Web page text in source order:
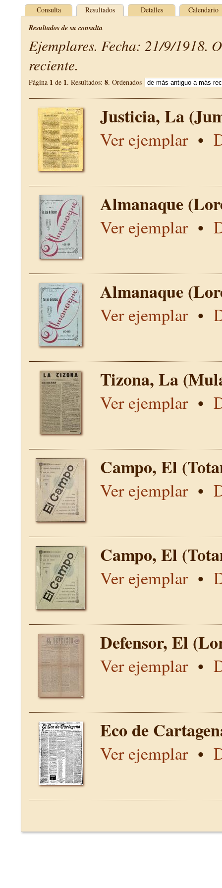
Consulta Resultados Detalles Calendario
Resultados de su consulta
Ejemplares. Fecha: 21/9/1918.
reciente.
Página 1 de 1. Resultados: 8. Ordenados
Justicia, La
Ver ejemplar•
Almanaque
Ver ejemplar•
Almanaque
Ver ejemplar•
Tizona, La
Ver ejemplar•
Campo, El
Ver ejemplar•
Campo, El
Ver ejemplar•
Defensor, El
Ver ejemplar•
Eco de
Ver ejemplar•